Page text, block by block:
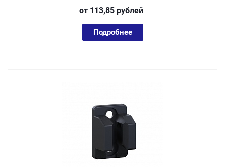
от 113,85 рублей
Подробнее